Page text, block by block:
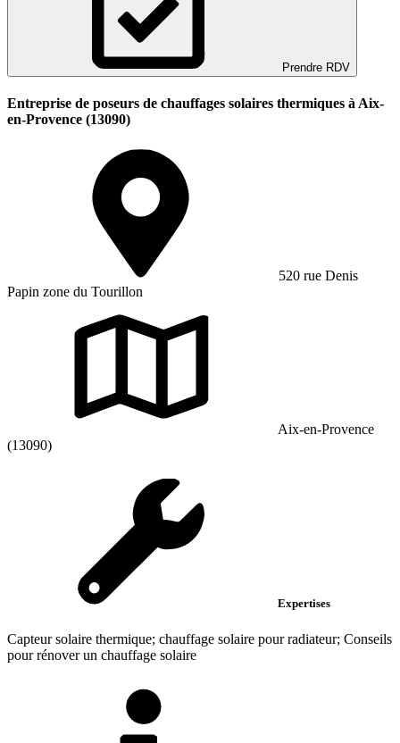
Prendre RDV
Entreprise de poseurs de chauffages solaires thermiques à Aix-
en-Provence (13090)
520 rue Denis
Papin zone du Tourillon
Aix-en-Provence
(13090)
Expertises
Capteur solaire thermique; chauffage solaire pour radiateur; Conseils
pour rénover un chauffage solaire